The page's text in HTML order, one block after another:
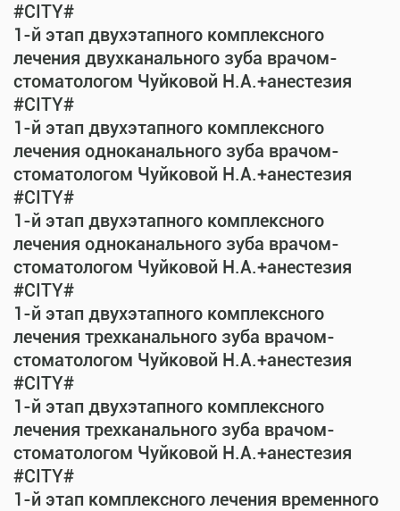
#CITY#
1-й этап двухэтапного комплексного
лечения двухканального зуба врачом-
стоматологом Чуйковой Н.А.+анестезия
#CITY#
1-й этап двухэтапного комплексного
лечения одноканального зуба врачом-
стоматологом Чуйковой Н.А.+анестезия
#CITY#
1-й этап двухэтапного комплексного
лечения одноканального зуба врачом-
стоматологом Чуйковой Н.А.+анестезия
#CITY#
1-й этап двухэтапного комплексного
лечения трехканального зуба врачом-
стоматологом Чуйковой Н.А.+анестезия
#CITY#
1-й этап двухэтапного комплексного
лечения трехканального зуба врачом-
стоматологом Чуйковой Н.А.+анестезия
#CITY#
1-й этап комплексного лечения временного